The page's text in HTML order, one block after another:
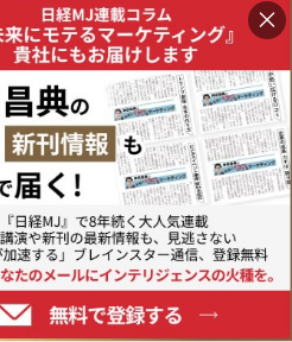
化するための2つの
×